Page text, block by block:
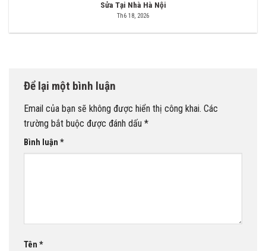
Sửa Tại Nhà Hà Nội
Th6 18, 2026
Để lại một bình luận
Email của bạn sẽ không được hiển thị công khai. Các
trường bắt buộc được đánh dấu *
Bình luận *
Tên *